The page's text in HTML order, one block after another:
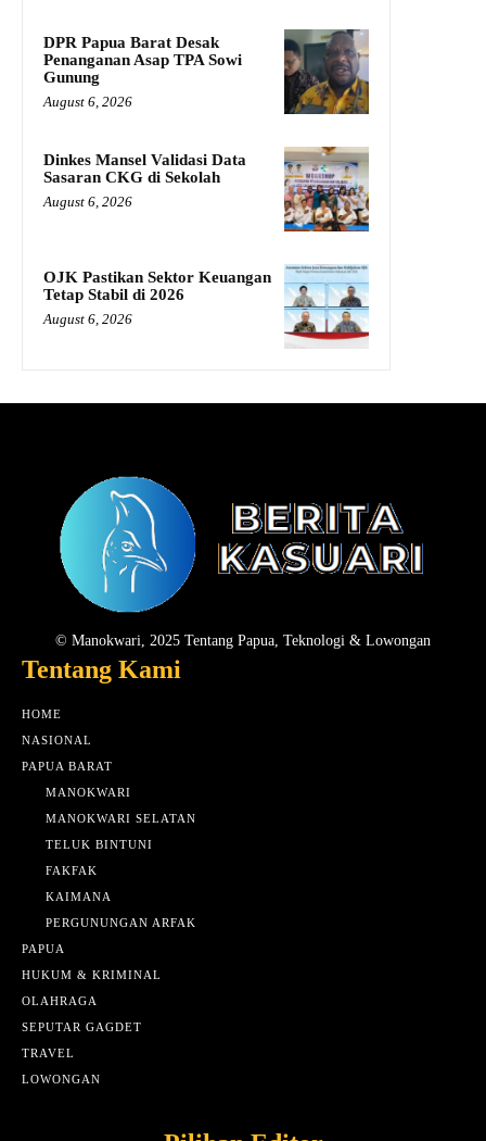
DPR Papua Barat Desak
Penanganan Asap TPA Sowi
Gunung
August 6, 2026
Dinkes Mansel Validasi Data
Sasaran CKG di Sekolah
August 6, 2026
OJK Pastikan Sektor Keuangan
Tetap Stabil di 2026
August 6, 2026
© Manokwari, 2025 Tentang Papua, Teknologi & Lowongan
Tentang Kami
HOME
NASIONAL
PAPUA BARAT
MANOKWARI
MANOKWARI SELATAN
TELUK BINTUNI
FAKFAK
KAIMANA
PERGUNUNGAN ARFAK
PAPUA
HUKUM & KRIMINAL
OLAHRAGA
SEPUTAR GAGDET
TRAVEL
LOWONGAN